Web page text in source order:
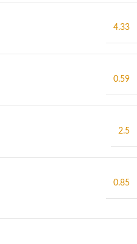
4.33
0.59
2.5
0.85